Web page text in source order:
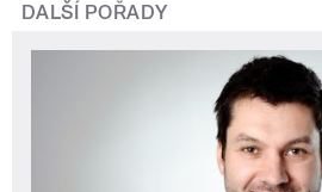
DALŠÍ POŘADY